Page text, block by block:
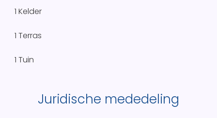
1 Kelder
1 Terras
1 Tuin
Juridische mededeling